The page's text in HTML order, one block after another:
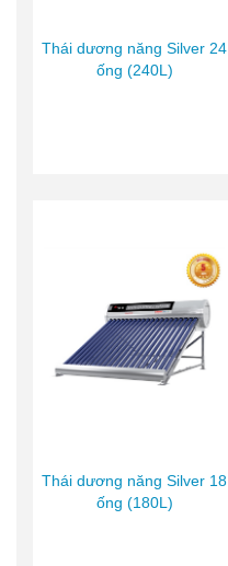
Thái dương năng Silver 24
ống (240L)
Thái dương năng Silver 18
ống (180L)